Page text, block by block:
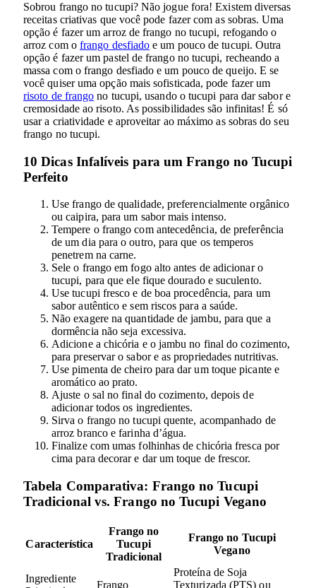
Sobrou frango no tucupi? Não jogue fora! Existem diversas
receitas criativas que você pode fazer com as sobras. Uma
opção é fazer um arroz de frango no tucupi, refogando o
arroz com o frango desfiado e um pouco de tucupi. Outra
opção é fazer um pastel de frango no tucupi, recheando a
massa com o frango desfiado e um pouco de queijo. E se
você quiser uma opção mais sofisticada, pode fazer um
risoto de frango no tucupi, usando o tucupi para dar sabor e
cremosidade ao risoto. As possibilidades são infinitas! É só
usar a criatividade e aproveitar ao máximo as sobras do seu
frango no tucupi.
10 Dicas Infalíveis para um Frango no Tucupi
Perfeito
Use frango de qualidade, preferencialmente orgânico
ou caipira, para um sabor mais intenso.
Tempere o frango com antecedência, de preferência
de um dia para o outro, para que os temperos
penetrem na carne.
Sele o frango em fogo alto antes de adicionar o
tucupi, para que ele fique dourado e suculento.
Use tucupi fresco e de boa procedência, para um
sabor autêntico e sem riscos para a saúde.
Não exagere na quantidade de jambu, para que a
dormência não seja excessiva.
Adicione a chicória e o jambu no final do cozimento,
para preservar o sabor e as propriedades nutritivas.
Use pimenta de cheiro para dar um toque picante e
aromático ao prato.
Ajuste o sal no final do cozimento, depois de
adicionar todos os ingredientes.
Sirva o frango no tucupi quente, acompanhado de
arroz branco e farinha d’água.
Finalize com umas folhinhas de chicória fresca por
cima para decorar e dar um toque de frescor.
Tabela Comparativa: Frango no Tucupi
Tradicional vs. Frango no Tucupi Vegano
Característica
Frango no
Tucupi
Tradicional
Frango no Tucupi
Vegano
Ingrediente
Frango
Proteína de Soja
Texturizada (PTS) ou